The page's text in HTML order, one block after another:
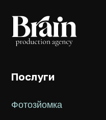
Послуги
Фотозйомка